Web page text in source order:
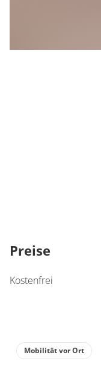
Preise
Kostenfrei
Mobilität vor Ort